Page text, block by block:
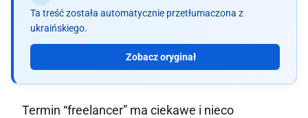
Ta treść została automatycznie przetłumaczona z
ukraińskiego.
Zobacz oryginał
Termin “freelancer” ma ciekawe i nieco